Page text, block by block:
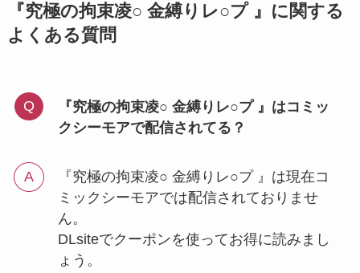
『究極の拘束凌○ 金縛りレ○プ 』に関する
よくある質問
『究極の拘束凌○ 金縛りレ○プ 』はコミッ
クシーモアで配信されてる？
『究極の拘束凌○ 金縛りレ○プ 』は現在コ
ミックシーモアでは配信されておりませ
ん。
DLsiteでクーポンを使ってお得に読みまし
ょう。